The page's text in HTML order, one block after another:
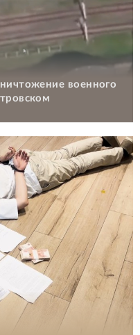
военного